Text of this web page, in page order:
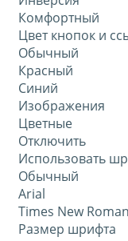
Комфортный
Цвет кнопок и
Обычный
Красный
Синий
Изображения
Цветные
Отключить
Использовать
Обычный
Arial
Times New Roman
Размер шрифта